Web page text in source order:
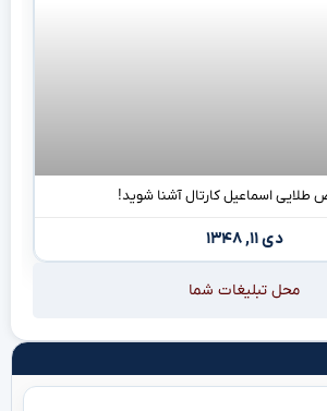
طلایی اسماعیل کارتال آشنا شوید!
دی ۱۱, ۱۳۴۸
محل تبلیغات شما